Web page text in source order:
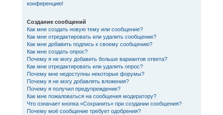
конференцию!
Создание сообщений
Как мне создать новую тему или сообщение?
Как мне отредактировать или удалить сообщение?
Как мне добавить подпись к своему сообщению?
Как мне создать опрос?
Почему я не могу добавить больше вариантов ответа?
Как мне отредактировать или удалить опрос?
Почему мне недоступны некоторые форумы?
Почему я не могу добавлять вложения?
Почему я получил предупреждение?
Как мне пожаловаться на сообщения модератору?
Что означает кнопка «Сохранить» при создании сообщения?
Почему моё сообщение требует одобрения?